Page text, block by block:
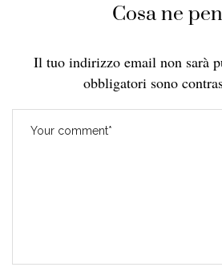
Cosa ne
Il tuo indirizzo email non sarà
obbligatori sono